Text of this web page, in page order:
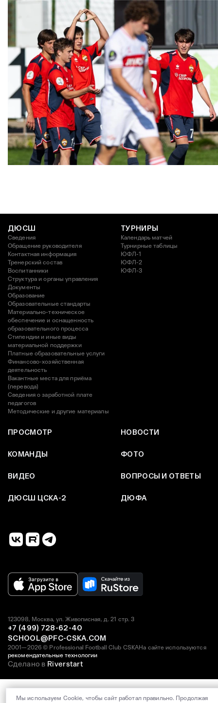
ЮФЛ: Московское дерби на «Октябре»
3 АВГУСТА 2026 14:15
ДЮСШ
Сведения
Обращение руководителя
Контактная информация
Тренерский состав
Воспитанники
Структура и органы управления
Документы
Образование
Образовательные стандарты
Материально-техническое
обеспечение и оснащенность
образовательного процесса
Стипендии и иные виды
материальной поддержки
Платные образовательные услуги
Финансово-хозяйственная
деятельность
Вакантные места для приёма
(перевода)
Сведения о заработной плате
педагогов
Методические и другие материалы
ТУРНИРЫ
Календарь матчей
Турнирные таблицы
ЮФЛ-1
ЮФЛ-2
ЮФЛ-3
ПРОСМОТР НОВОСТИ
КОМАНДЫ ФОТО
ВИДЕО ВОПРОСЫ И ОТВЕТЫ
ДЮСШ ЦСКА-2 ДЮФА
2001—2026 © Professional Football Club CSKAНа сайте используются
рекомендательные технологии
123098, Москва, ул. Живописная, д. 21 стр. 3
+7 (499) 728-62-40
SCHOOL@PFC-CSKA.COM
Сделано в Riverstart
Мы используем Cookie, чтобы сайт работал правильно. Продолжая